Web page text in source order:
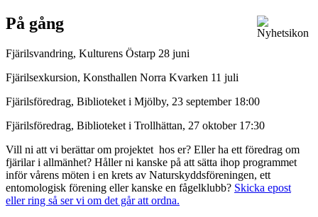
På gång
Fjärilsvandring, Kulturens Östarp 28 juni
Fjärilsexkursion, Konsthallen Norra Kvarken 11 juli
Fjärilsföredrag, Biblioteket i Mjölby, 23 september 18:00
Fjärilsföredrag, Biblioteket i Trollhättan, 27 oktober 17:30
Vill ni att vi berättar om projektet hos er? Eller ha ett föredrag om
fjärilar i allmänhet? Håller ni kanske på att sätta ihop programmet
inför vårens möten i en krets av Naturskyddsföreningen, ett
entomologisk förening eller kanske en fågelklubb? Skicka epost
eller ring så ser vi om det går att ordna.